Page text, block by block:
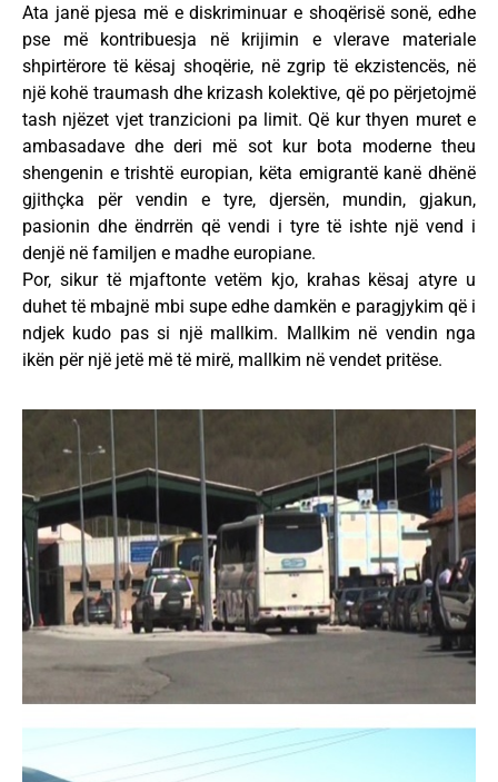
Ata janë pjesa më e diskriminuar e shoqërisë sonë, edhe
pse më kontribuesja në krijimin e vlerave materiale
shpirtërore të kësaj shoqërie, në zgrip të ekzistencës, në
një kohë traumash dhe krizash kolektive, që po përjetojmë
tash njëzet vjet tranzicioni pa limit. Që kur thyen muret e
ambasadave dhe deri më sot kur bota moderne theu
shengenin e trishtë europian, këta emigrantë kanë dhënë
gjithçka për vendin e tyre, djersën, mundin, gjakun,
pasionin dhe ëndrrën që vendi i tyre të ishte një vend i
denjë në familjen e madhe europiane.
Por, sikur të mjaftonte vetëm kjo, krahas kësaj atyre u
duhet të mbajnë mbi supe edhe damkën e paragjykim që i
ndjek kudo pas si një mallkim. Mallkim në vendin nga
ikën për një jetë më të mirë, mallkim në vendet pritëse.